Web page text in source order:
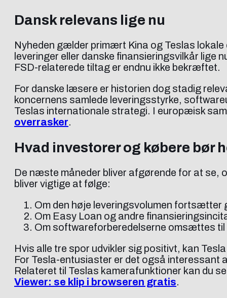
Dansk relevans lige nu
Nyheden gælder primært Kina og Teslas lokale
leveringer eller danske finansieringsvilkår
FSD-relaterede tiltag er endnu ikke bekræftet.
For danske læsere er historien dog stadig
koncernens samlede leveringsstyrke,
Teslas internationale strategi. I europæisk
overrasker.
Hvad investorer og købere bør
De næste måneder bliver afgørende for at se,
bliver vigtige at følge:
Om den høje leveringsvolumen fortsætter
Om Easy Loan og andre
Om softwareforberedelserne omsættes til
Hvis alle tre spor udvikler sig positivt, kan
For Tesla-entusiaster er det også interessant
Relateret til Teslas kamerafunktioner kan du
Viewer: se klip i browseren gratis.